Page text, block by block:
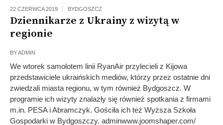
22 CZERWCA 2019 BYDGOSZCZ
Dziennikarze z Ukrainy z wizytą w
regionie
BYADMIN
We wtorek samolotem linii RyanAir przylecieli z Kijowa
przedstawiciele ukraińskich mediów, którzy przez ostatnie dni
zwiedzali miasta regionu, w tym również Bydgoszcz. W
programie ich wizyty znalazły się również spotkania z firmami
m.in. PESA i Abramczyk. Gościła ich też Wyższa Szkoła
Gospodarki w Bydgoszczy. adminwww.joomshaper.com/